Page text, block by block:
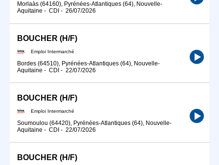
Morlaàs (64160), Pyrénées-Atlantiques (64), Nouvelle-
Aquitaine - CDI - 26/07/2026
BOUCHER (H/F)
Emploi Intermarché
Bordes (64510), Pyrénées-Atlantiques (64), Nouvelle-
Aquitaine - CDI - 22/07/2026
BOUCHER (H/F)
Emploi Intermarché
Soumoulou (64420), Pyrénées-Atlantiques (64), Nouvelle-
Aquitaine - CDI - 22/07/2026
BOUCHER (H/F)